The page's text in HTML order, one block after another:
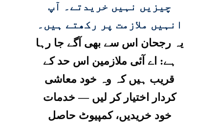
چیزیں نہیں خریدتے۔ آپ
انہیں ملازمت پر رکھتے ہیں۔
یہ رجحان اس سے بھی آگے جا رہا
ہے: اے آئی ملازمین اس حد کے
قریب ہیں کہ وہ خود معاشی
کردار اختیار کر لیں — خدمات
خود خریدیں، کمپیوٹ حاصل